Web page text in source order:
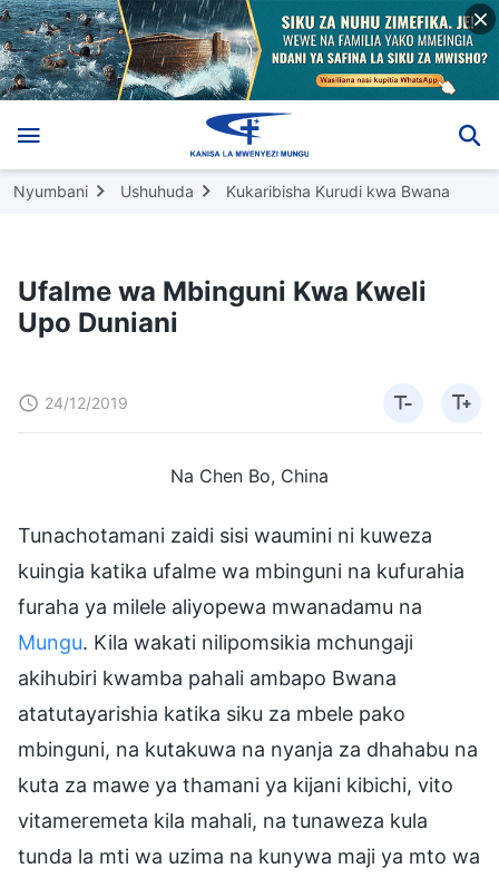
Nyumbani Ushuhuda Kukaribisha Kurudi kwa Bwana
Ufalme wa Mbinguni Kwa Kweli
Upo Duniani
24/12/2019
Na Chen Bo, China
Tunachotamani zaidi sisi waumini ni kuweza
kuingia katika ufalme wa mbinguni na kufurahia
furaha ya milele aliyopewa mwanadamu na
Mungu. Kila wakati nilipomsikia mchungaji
akihubiri kwamba pahali ambapo Bwana
atatutayarishia katika siku za mbele pako
mbinguni, na kutakuwa na nyanja za dhahabu na
kuta za mawe ya thamani ya kijani kibichi, vito
vitameremeta kila mahali, na tunaweza kula
tunda la mti wa uzima na kunywa maji ya mto wa